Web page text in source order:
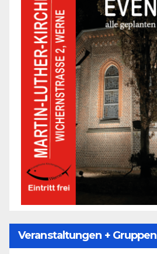
Veranstaltungen + Gruppen